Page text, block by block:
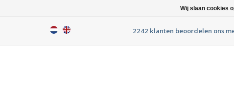
2242 klanten beoordelen ons
Wij slaan cookies